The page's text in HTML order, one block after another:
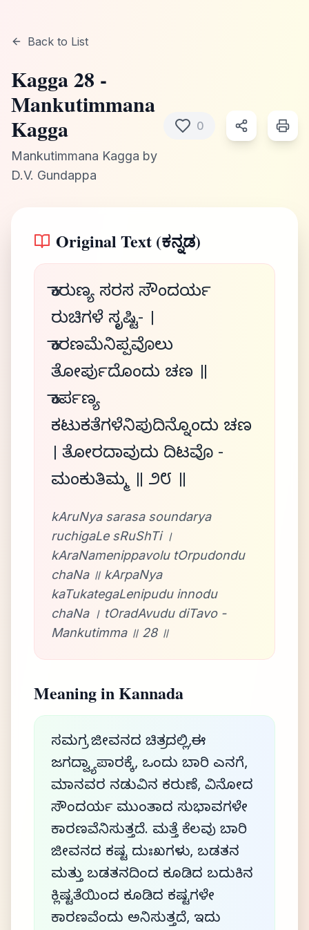
Back to List
Kagga28 -
Mankutimmana
Kagga
Mankutimmana Kagga by
D.V. Gundappa
0
Original Text (ಕನ್ನಡ)
ಕಾರುಣ್ಯ ಸರಸ ಸೌಂದರ್ಯ
ರುಚಿಗಳೆ ಸೃಷ್ಟಿ- ।
ಕಾರಣಮೆನಿಪ್ಪವೊಲು
ತೋರ್ಪುದೊಂದು ಚಣ ॥
ಕಾರ್ಪಣ್ಯ
ಕಟುಕತೆಗಳೆನಿಪುದಿನ್ನೊಂದು ಚಣ
। ತೋರದಾವುದು ದಿಟವೊ -
ಮಂಕುತಿಮ್ಮ ॥ ೨೮ ॥
kAruNya sarasa soundarya
ruchigaLe sRuShTi ।
kAraNamenippavolu tOrpudondu
chaNa ॥ kArpaNya
kaTukategaLenipudu innodu
chaNa । tOradAvudu diTavo -
Mankutimma ॥ 28 ॥
Meaning in Kannada
ಸಮಗ್ರ ಜೀವನದ ಚಿತ್ರದಲ್ಲಿ,ಈ
ಜಗದ್ವ್ಯಾಪಾರಕ್ಕೆ, ಒಂದು ಬಾರಿ ಎನಗೆ,
ಮಾನವರ ನಡುವಿನ ಕರುಣೆ, ವಿನೋದ
ಸೌಂದರ್ಯ ಮುಂತಾದ ಸುಭಾವಗಳೇ
ಕಾರಣವೆನಿಸುತ್ತದೆ. ಮತ್ತೆ ಕೆಲವು ಬಾರಿ
ಜೀವನದ ಕಷ್ಟ ದುಃಖಗಳು, ಬಡತನ
ಮತ್ತು ಬಡತನದಿಂದ ಕೂಡಿದ ಬದುಕಿನ
ಕ್ಲಿಷ್ಟತೆಯಿಂದ ಕೂಡಿದ ಕಷ್ಟಗಳೇ
ಕಾರಣವೆಂದು ಅನಿಸುತ್ತದೆ, ಇದು